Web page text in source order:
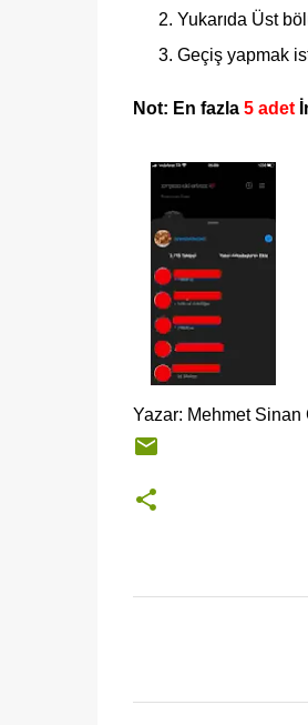
Yukarıda Üst
Geçiş yapmak
Not: En fazla5 adet
Yazar: Mehmet Sinan